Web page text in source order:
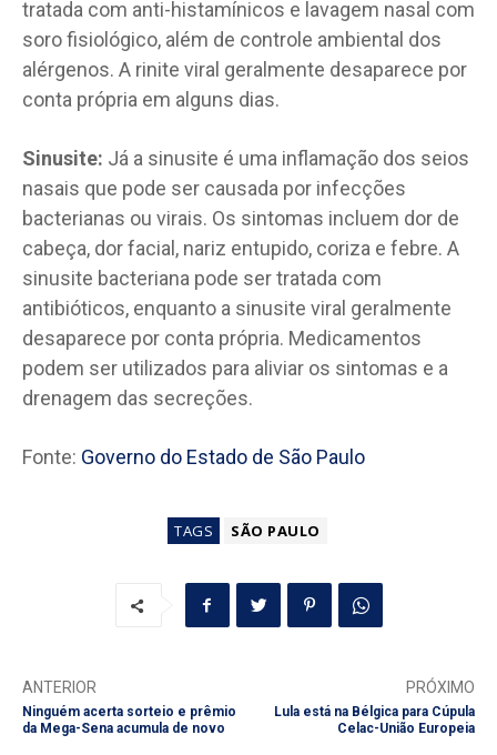
tratada com anti-histamínicos e lavagem nasal com
soro fisiológico, além de controle ambiental dos
alérgenos. A rinite viral geralmente desaparece por
conta própria em alguns dias.
Sinusite: Já a sinusite é uma inflamação dos seios
nasais que pode ser causada por infecções
bacterianas ou virais. Os sintomas incluem dor de
cabeça, dor facial, nariz entupido, coriza e febre. A
sinusite bacteriana pode ser tratada com
antibióticos, enquanto a sinusite viral geralmente
desaparece por conta própria. Medicamentos
podem ser utilizados para aliviar os sintomas e a
drenagem das secreções.
Fonte: Governo do Estado de São Paulo
TAGS SÃO PAULO
ANTERIOR
Ninguém acerta sorteio e prêmio
da Mega-Sena acumula de novo
PRÓXIMO
Lula está na Bélgica para Cúpula
Celac-União Europeia